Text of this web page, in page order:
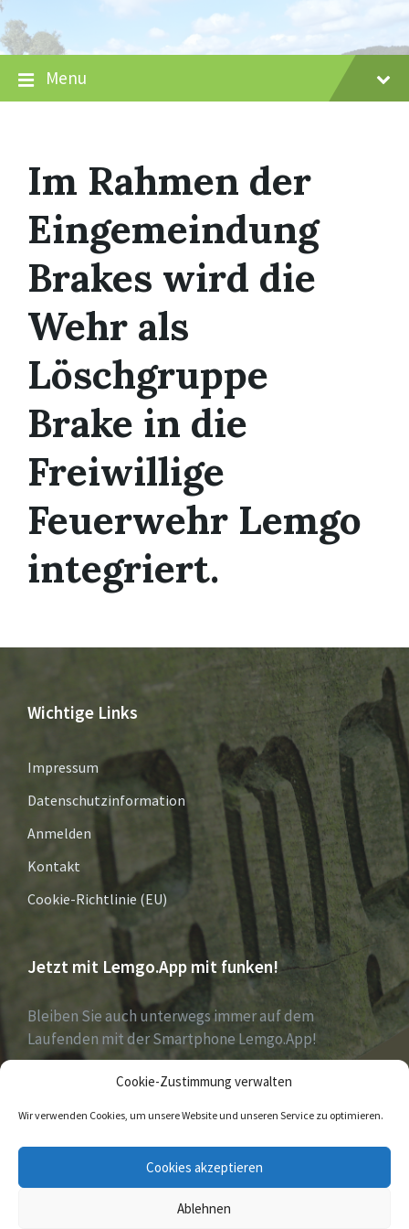
Cookie-Zustimmung verwalten
Wir verwenden Cookies, um unsere Website und unseren Service zu optimieren.
Cookies akzeptieren
Ablehnen
Skip
to
content
Skip
to
main
navigation
Skip
to
footer
Menu
Im Rahmen der
Eingemeindung
Brakes wird die
Wehr als
Löschgruppe
Brake in die
Freiwillige
Feuerwehr Lemgo
integriert.
Wichtige Links
Impressum
Datenschutzinformation
Anmelden
Kontakt
Cookie-Richtlinie (EU)
Jetzt mit Lemgo.App mit funken!
Bleiben Sie auch unterwegs immer auf dem
Laufenden mit der Smartphone Lemgo.App!
Jetzt laden für iOS & Android
Facebook Twitter